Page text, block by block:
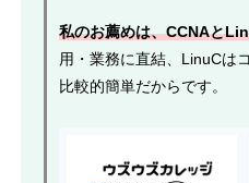
私のお薦めは、CCNAと
用・業務に直結、LinuCは
比較的簡単だからです。